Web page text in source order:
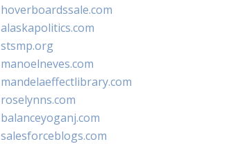
hoverboardssale.com
alaskapolitics.com
stsmp.org
manoelneves.com
mandelaeffectlibrary.com
roselynns.com
balanceyoganj.com
salesforceblogs.com